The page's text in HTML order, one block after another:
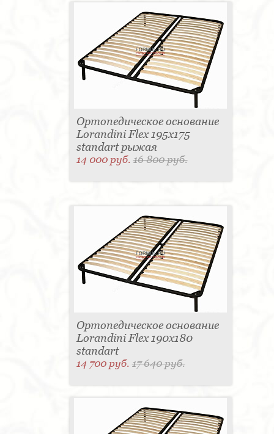
Ортопедическое основание
Lorandini Flex 195x175
standart рыжая
14 000 руб.16 800 руб.
Ортопедическое основание
Lorandini Flex 190x180
standart
14 700 руб.17 640 руб.